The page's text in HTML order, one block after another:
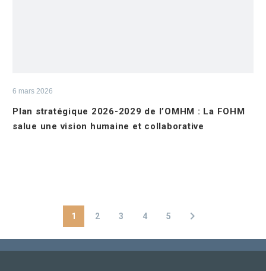
6 mars 2026
Plan stratégique 2026-2029 de l’OMHM : La FOHM
salue une vision humaine et collaborative
1 2 3 4 5